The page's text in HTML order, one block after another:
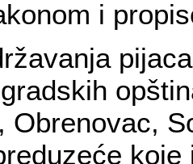
i
Obrenovac,